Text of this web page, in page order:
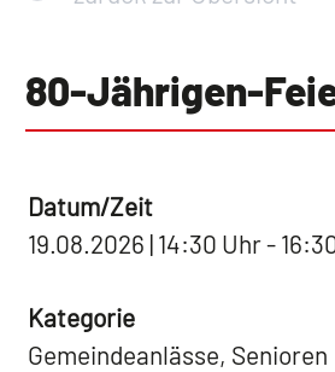
80-Jährigen-
Datum/Zeit
19.08.2026 | 14:30 Uhr -
Kategorie
Gemeindeanlässe, Senioren